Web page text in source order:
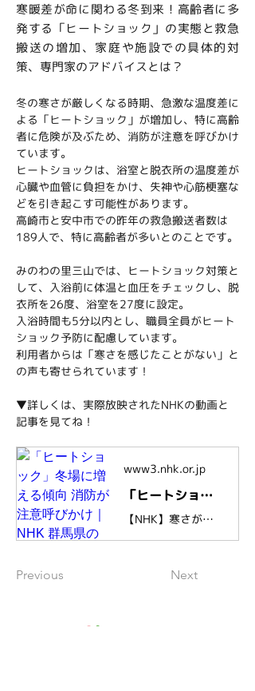
寒暖差が命に関わる冬到来！高齢者に多
発する「ヒートショック」の実態と救急
搬送の増加、家庭や施設での具体的対
策、専門家のアドバイスとは？
冬の寒さが厳しくなる時期、急激な温度差に
よる「ヒートショック」が増加し、特に高齢
者に危険が及ぶため、消防が注意を呼びかけ
ています。
ヒートショックは、浴室と脱衣所の温度差が
心臓や血管に負担をかけ、失神や心筋梗塞な
どを引き起こす可能性があります。
高崎市と安中市での昨年の救急搬送者数は
189人で、特に高齢者が多いとのことです。
みのわの里三山では、ヒートショック対策と
して、入浴前に体温と血圧をチェックし、脱
衣所を26度、浴室を27度に設定。
入浴時間も5分以内とし、職員全員がヒート
ショック予防に配慮しています。
利用者からは「寒さを感じたことがない」と
の声も寄せられています！
▼詳しくは、実際放映されたNHKの動画と
記事を見てね！
www3.nhk.or.jp
「ヒートショック」冬場に増える傾向 消防が注意呼びかけ｜NHK 群馬県のニュース
【NHK】寒さが厳しくなる、これからの冬の時期、入浴中などの急激な温度差で心臓に大きな負担がかかり、死にも至る可能性がある「ヒートショック」が増える…
Previous Next